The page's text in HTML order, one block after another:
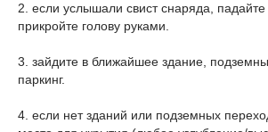
2. если услышали свист снаряда,
прикройте голову руками.
3. зайдите в ближайшее здание,
паркинг.
4. если нет зданий или подземных